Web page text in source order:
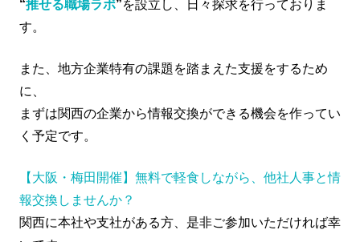
“推せる職場ラボ”を設立し、日々探求を行っておりま
す。
また、地方企業特有の課題を踏まえた支援をするため
に、
まずは関西の企業から情報交換ができる機会を作ってい
く予定です。
【大阪・梅田開催】無料で軽食しながら、他社人事と情
報交換しませんか？
関西に本社や支社がある方、是非ご参加いただければ幸